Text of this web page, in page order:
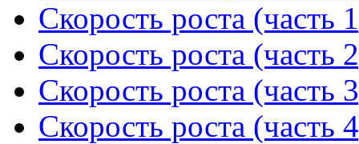
Скорость роста (часть
Скорость роста (часть
Скорость роста (часть
Скорость роста (часть